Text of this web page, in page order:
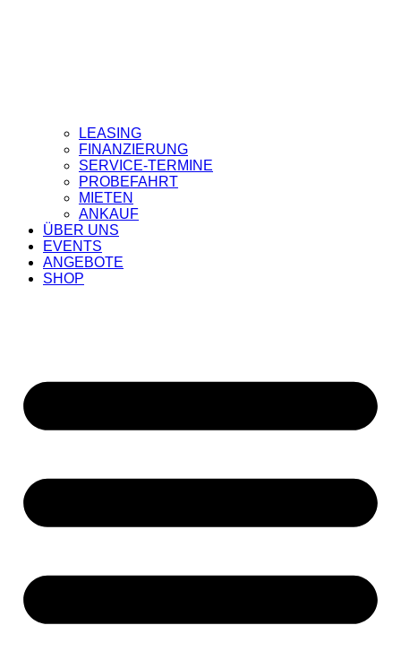
LEASING
FINANZIERUNG
SERVICE-TERMINE
PROBEFAHRT
MIETEN
ANKAUF
ÜBER UNS
EVENTS
ANGEBOTE
SHOP